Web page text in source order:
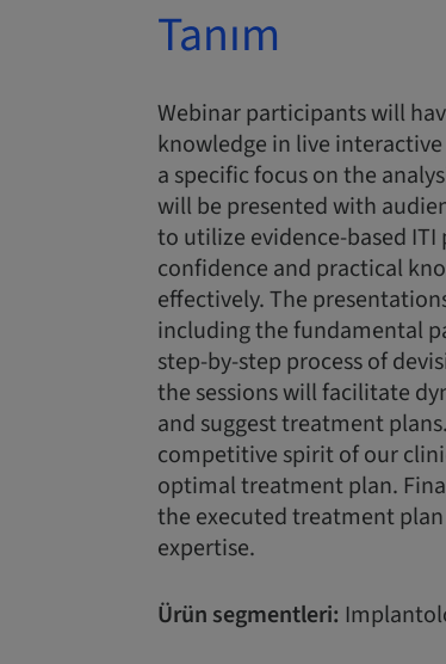
Tanım
Webinar participants will
knowledge in live
a specific focus on the
will be presented with
to utilize evidence-based
confidence and practical
effectively. The
including the fundamental
step-by-step process of
the sessions will facilitate
and suggest treatment
competitive spirit of our
optimal treatment plan.
the executed treatment
expertise.
Ürün segmentleri: